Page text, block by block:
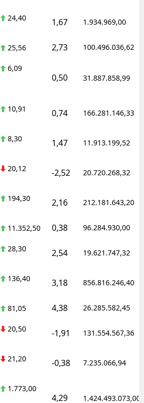
24,40 1,67 1.934.969,00
25,56 2,73 100.496.036,62
6,09
0,50 31.887.858,99
10,91 0,74 166.281.146,33
8,30 1,47 11.913.199,52
20,12 -2,52 20.720.268,32
194,30 2,16 212.181.643,20
11.352,50 0,38 96.284.930,00
28,30 2,54 19.621.747,32
136,40 3,18 856.816.246,40
81,05 4,38 26.285.582,45
20,50 -1,91 131.554.567,36
21,20 -0,38 7.235.066,94
1.773,00
4,29 1.424.493.073,00